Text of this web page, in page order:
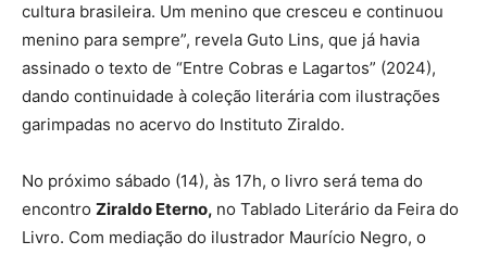
cultura brasileira. Um menino que cresceu e continuou
menino para sempre”, revela Guto Lins, que já havia
assinado o texto de “Entre Cobras e Lagartos” (2024),
dando continuidade à coleção literária com ilustrações
garimpadas no acervo do Instituto Ziraldo.
No próximo sábado (14), às 17h, o livro será tema do
encontro Ziraldo Eterno, no Tablado Literário da Feira do
Livro. Com mediação do ilustrador Maurício Negro, o